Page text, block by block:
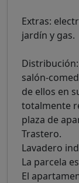
Extras:
jardín y gas.
Distribución:
salón-
de ellos en
totalmente
plaza de
Trastero.
Lavadero
La parcela
El